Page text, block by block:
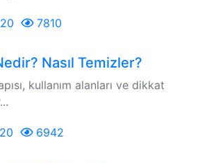
7810
Nasıl Temizler?
kullanım alanları ve dikkat
6942